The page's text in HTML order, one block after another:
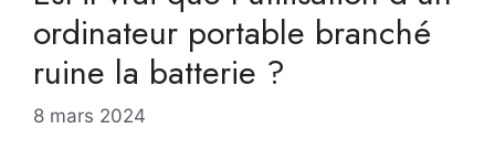
ordinateur portable branché
ruine la batterie ?
8 mars 2024